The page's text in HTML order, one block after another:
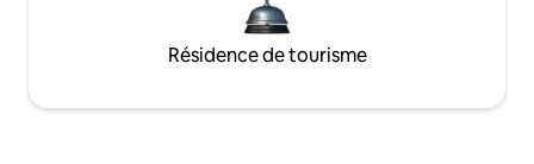
Résidence de tourisme